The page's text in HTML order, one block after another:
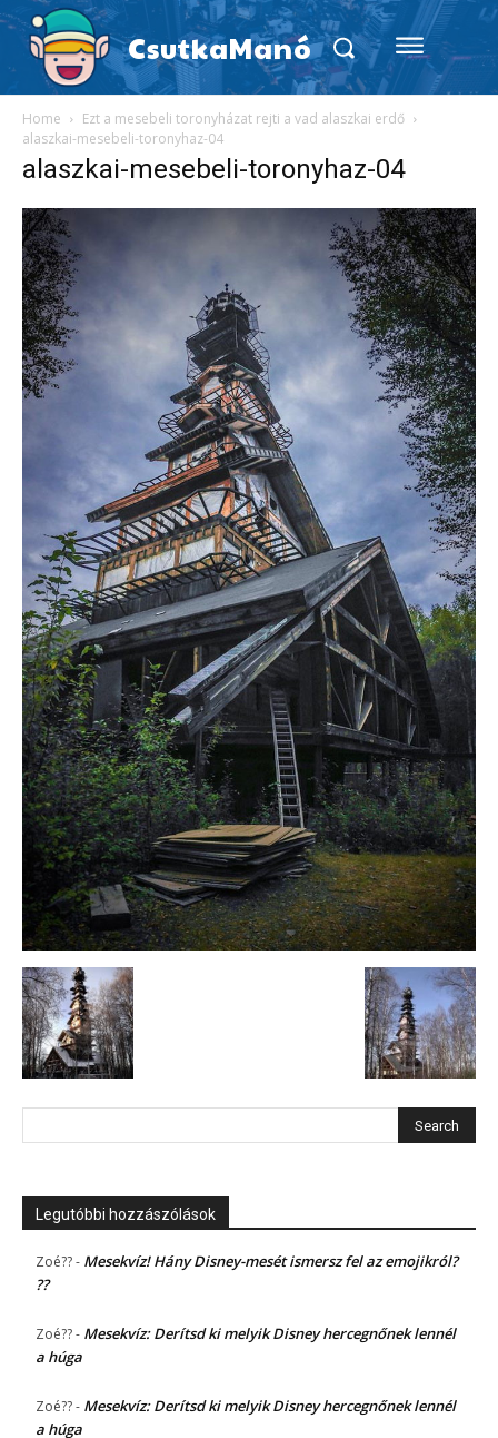
CsutkaManó
Home
Ezt a mesebeli toronyházat rejti a vad alaszkai erdő
alaszkai-mesebeli-toronyhaz-04
alaszkai-mesebeli-toronyhaz-04
Legutóbbi hozzászólások
Zoé??- Mesekvíz! Hány Disney-mesét ismersz fel az emojikról?
??
Zoé??- Mesekvíz: Derítsd ki melyik Disney hercegnőnek lennél
a húga
Zoé??- Mesekvíz: Derítsd ki melyik Disney hercegnőnek lennél
a húga